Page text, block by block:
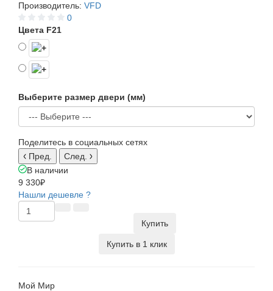
Производитель: VFD
0
Цвета F21
Выберите размер двери (мм)
Поделитесь в социальных сетях
Пред.
След.
В наличии
9 330₽
Нашли дешевле ?
Купить
Купить в 1 клик
Мой Мир